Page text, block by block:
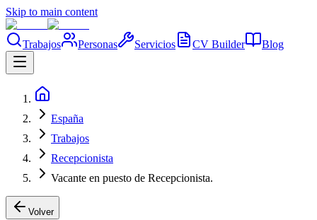
Skip to main content
Trabajos Personas Servicios CV Builder Blog
España
Trabajos
Recepcionista
Vacante en puesto de Recepcionista.
Volver